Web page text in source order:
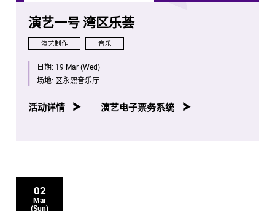
演艺一号 湾区乐荟
演艺制作 音乐
日期: 19 Mar (Wed)
场地: 区永熙音乐厅
活动详情 演艺电子票务系统
02
Mar
(Sun)